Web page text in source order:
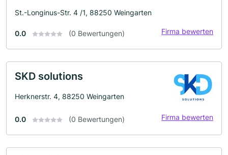
St.-Longinus-Str. 4 /1, 88250 Weingarten
0.0 (0 Bewertungen) Firma bewerten
SKD solutions
Herknerstr. 4, 88250 Weingarten
0.0 (0 Bewertungen) Firma bewerten